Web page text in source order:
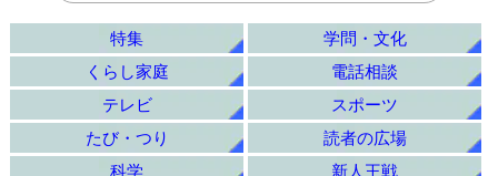
特集
学問・文化
くらし家庭
電話相談
テレビ
スポーツ
たび・つり
読者の広場
科学
新人王戦